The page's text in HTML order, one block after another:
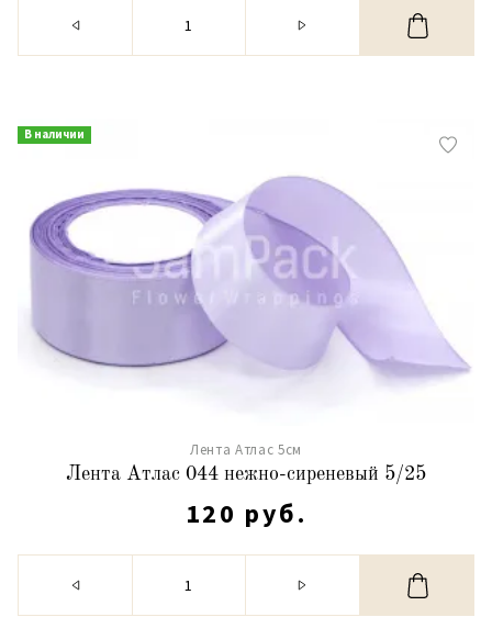
В наличии
Лента Атлас 5см
Лента Атлас 044 нежно-сиреневый 5/25
120 руб.